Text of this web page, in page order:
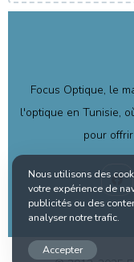
Focus Optique, le
l'optique en Tunisie,
pour
Nous utilisons des
votre expérience de
publicités ou des
analyser notre trafic.
Accepter